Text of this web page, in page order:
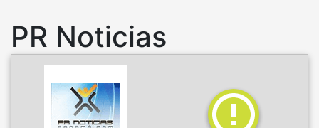
PR Noticias